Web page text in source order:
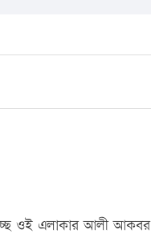
ওই এলাকার আলী আকবর